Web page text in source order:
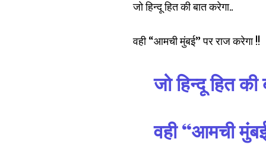
Join our
SUBSCRIBERS
of the
To subscribe, simply enter your
the subscribe button below.
जो हिन्दू हित की बात करेगा..
वही “आमची मुंबई” पर राज करेगा !!
जो हिन्दू हित
वही “आमची